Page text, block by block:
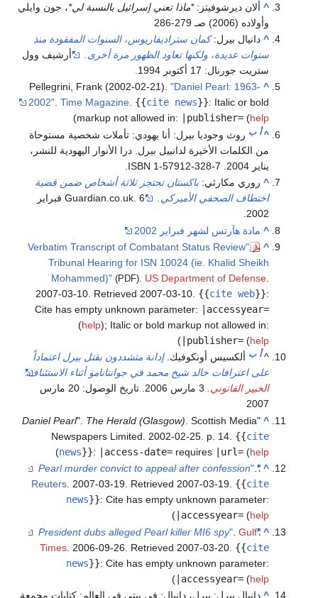
^ ألان ديرشوفيتز:*ماذا تعني إسرائيل بالنسبة لي*، جون وايلي
وأولاده (2006) صـ 279-286
^ دانيال بيرل:كمان ستراديفاريوس، السنوات المفقودة منذ
سنوات عديدة، ولكنها تعاود الظهور مرة أخرى.
أرشيف وول
ستريت جورنال: 17 أكتوبر 1994.
^
Pellegrini, Frank (2002-02-21)."Daniel Pearl: 1963-
2002".Time Magazine. {{cite news}}: Italic or bold
markup not allowed in:
|publisher= (help
)
^أ ب روث وجوديا بيرل: أنا يهودي: تأملات شخصية مستوحاة
من الكلمات الأخيرة لدانييل بيرل. درا الأنوار اليهودية للنشر،
يناير 2004. ISBN 1-57912-328-7.
^ روري مكارثي: باكستان تحتجز ثلاثة أشخاص ضمن قضية
اختطاف الصحفي الأميركي.
Guardian.co.uk. 6 فبراير
2002.
^ مادة هآرتس لشهر فبراير 2002
^
"Verbatim Transcript of Combatant Status Review
Tribunal Hearing for ISN 10024 (ie. Khalid Sheikh
Mohammed)" (PDF) US Department of Defense
2007-03-10 . Retrieved 2007-03-10 {{cite web}}:
Cite has empty unknown parameter:
|accessyear=
(help); Italic or bold markup not allowed in:
|publisher= (help
)
^أ ب ألكسيس أونكوفيك.إدانة متشددون بقتل بيرل اعتماداً
على اعترافات خالد شيخ محمد في جوانتانامو أثناء الاستئناف.
الخبير القانوني.
3 مارس 2006. تاريخ الوصول: 20 مارس
2007
^
"
Daniel Pearl". The Herald (Glasgow) . Scottish Media
Newspapers Limited. 2002-02-25. p. 14. {{cite
news}}: |access-date= requires |url= (help
)
^
"
Pearl murder convict to appeal after confession" .
Reuters . 2007-03-19 . Retrieved 2007-03-19 {{cite
news}}:Cite has empty unknown parameter:
|accessyear= (help
)
^
"
President dubs alleged Pearl killer MI6 spy" .Gulf
Times . 2006-09-26 . Retrieved 2007-03-20 {{cite
news}}:Cite has empty unknown parameter:
|accessyear= (help
)
^ دانيال بيرل: بيرل، دانيال: في بيتي في العالم: كتابات مجمعة